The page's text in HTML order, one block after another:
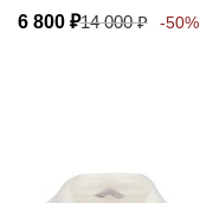
6 800 ₽14 000₽ -50%